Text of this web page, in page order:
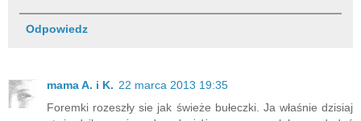
Odpowiedz
mama A. i K. 22 marca 2013 19:35
Foremki rozeszły sie jak świeże bułeczki. Ja właśnie dzisiaj